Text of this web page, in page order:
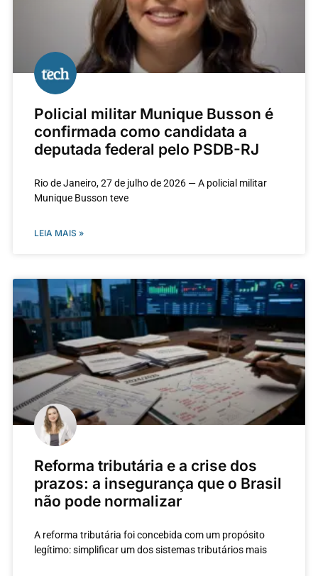
Policial militar Munique Busson é
confirmada como candidata a
deputada federal pelo PSDB-RJ
Rio de Janeiro, 27 de julho de 2026 — A policial militar
Munique Busson teve
LEIA MAIS »
Reforma tributária e a crise dos
prazos: a insegurança que o Brasil
não pode normalizar
A reforma tributária foi concebida com um propósito
legítimo: simplificar um dos sistemas tributários mais